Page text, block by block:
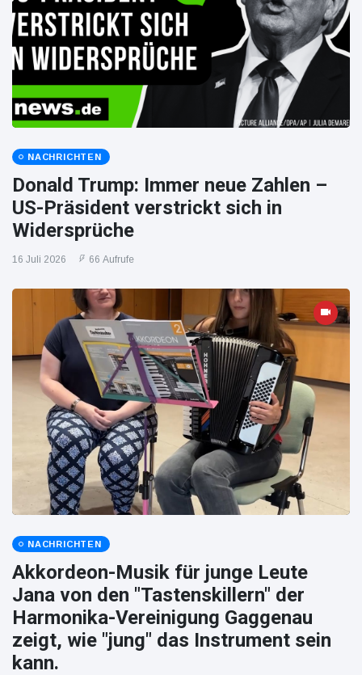
NACHRICHTEN
Donald Trump: Immer neue Zahlen –
US-Präsident verstrickt sich in
Widersprüche
16 Juli 2026 66 Aufrufe
NACHRICHTEN
Akkordeon-Musik für junge Leute
Jana von den "Tastenskillern" der
Harmonika-Vereinigung Gaggenau
zeigt, wie "jung" das Instrument sein
kann.